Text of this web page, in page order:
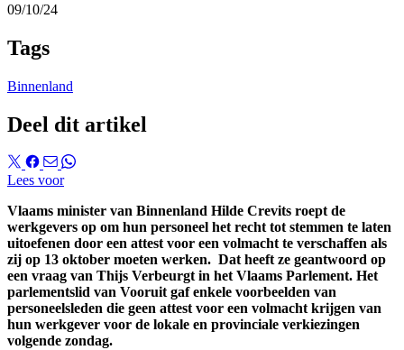
09/10/24
Tags
Binnenland
Deel dit artikel
Lees voor
Vlaams minister van Binnenland Hilde Crevits roeptde
werkgevers op om hun personeel het recht tot stemmen te laten
uitoefenen door een attestvoor een volmachtte verschaffen als
zij op 13 oktober moeten werken. Dat heeft ze geantwoord op
een vraag van Thijs Verbeurgt in het Vlaams Parlement. Het
parlementslid van Vooruit gaf enkele voorbeelden van
personeelsleden die geen attestvoor een volmacht krijgen van
hun werkgever voor de lokale en provinciale verkiezingen
volgende zondag.